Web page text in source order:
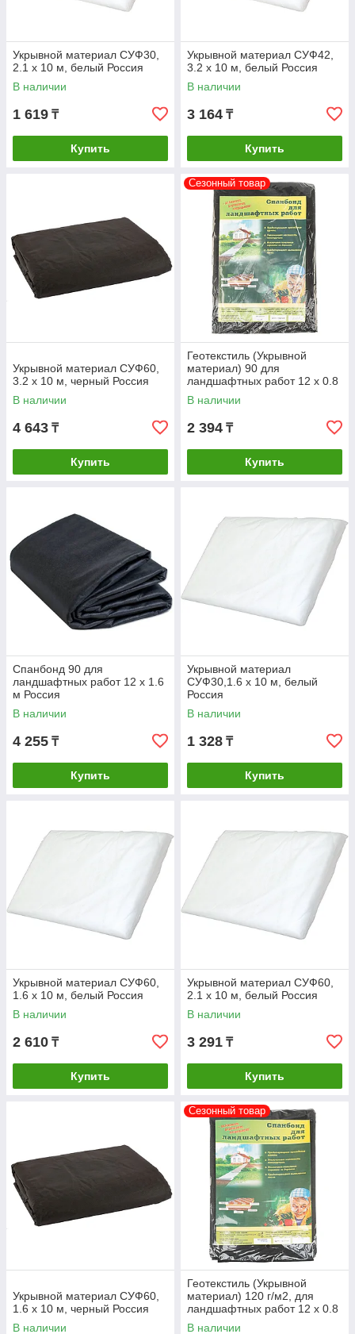
Укрывной материал СУФ30,
2.1 х 10 м, белый Россия
В наличии
1 619 ₸
Купить
Укрывной материал СУФ42,
3.2 х 10 м, белый Россия
В наличии
3 164 ₸
Купить
Укрывной материал СУФ60,
3.2 х 10 м, черный Россия
В наличии
4 643 ₸
Купить
Сезонный товар
Геотекстиль (Укрывной
материал) 90 для
ландшафтных работ 12 х 0.8
м Россия
В наличии
2 394 ₸
Купить
Спанбонд 90 для
ландшафтных работ 12 х 1.6
м Россия
В наличии
4 255 ₸
Купить
Укрывной материал
СУФ30,1.6 х 10 м, белый
Россия
В наличии
1 328 ₸
Купить
Укрывной материал СУФ60,
1.6 х 10 м, белый Россия
В наличии
2 610 ₸
Купить
Укрывной материал СУФ60,
2.1 х 10 м, белый Россия
В наличии
3 291 ₸
Купить
Укрывной материал СУФ60,
1.6 х 10 м, черный Россия
В наличии
Сезонный товар
Геотекстиль (Укрывной
материал) 120 г/м2, для
ландшафтных работ 12 х 0.8
м Россия
В наличии